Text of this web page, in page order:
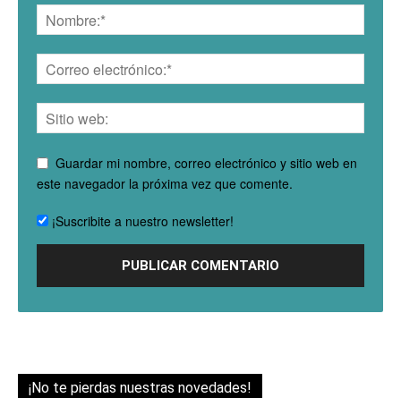
Guardar mi nombre, correo electrónico y sitio web en
este navegador la próxima vez que comente.
¡Suscribite a nuestro newsletter!
¡No te pierdas nuestras novedades!